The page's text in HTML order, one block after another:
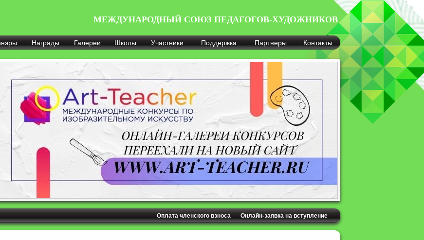
МЕЖДУНАРОДНЫЙ СОЮЗ ПЕДАГОГОВ-ХУДОЖНИКОВ
Награды Галереи Школы Участники Поддержка Партнеры Контакты
Онлайн-заявка на вступление
Оплата членского взноса